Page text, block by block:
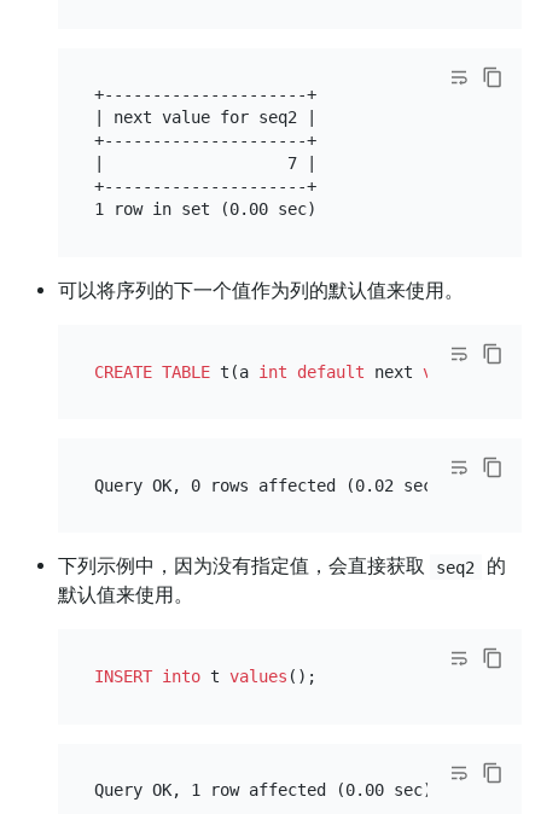
+---------------------+
| next value for seq2 |
+---------------------+
|                   7 |
+---------------------+
可以将序列的下一个值作为列的默认值来使用。
CREATE TABLE t(a int default next value
下列示例中，因为没有指定值，会直接获取 seq2
的
默认值来使用。
INSERT into t values